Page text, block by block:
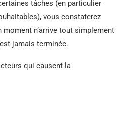
tâches (en particulier
vous constaterez
moment n’arrive tout simplement
jamais terminée.
qui causent la